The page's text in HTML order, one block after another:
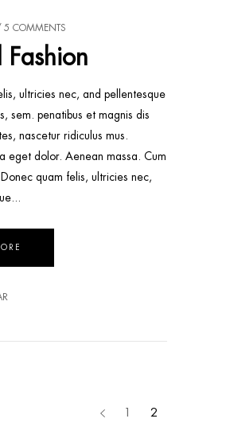
5 COMMENTS
Fashion
ultricies nec, and pellentesque
sem. penatibus et magnis dis
nascetur ridiculus mus.
eget dolor. Aenean massa. Cum
quam felis, ultricies nec,
1 2